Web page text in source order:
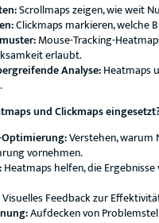
Scrollmaps zeigen, wie weit
Clickmaps markieren, welche
Mouse-Tracking-
erlaubt.
Analyse:Heatmaps
und Clickmaps
Verstehen,
vornehmen.
Heatmaps helfen, die
Visuelles Feedback zur
Aufdecken von